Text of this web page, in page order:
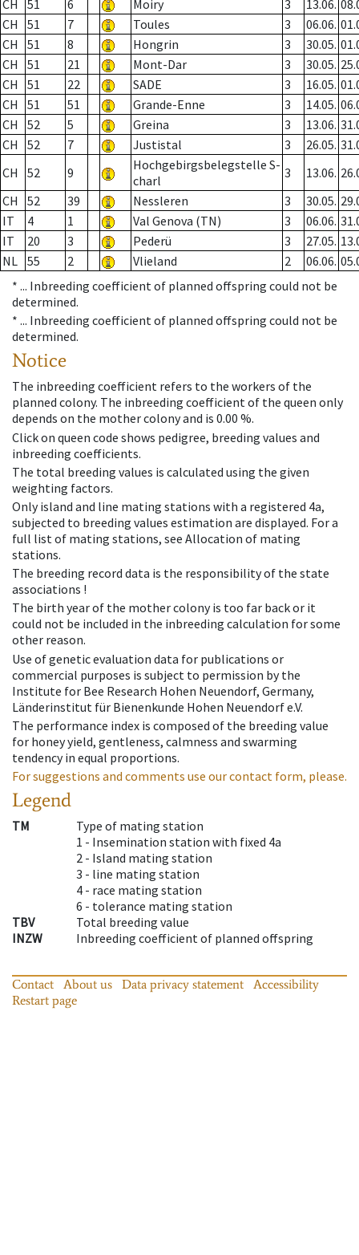
CH 51 6 Moiry 3 13.06.
CH
51 7 Toules 3 06.06.
CH
51 8 Hongrin 3 30.05.
CH
51 21 Mont-Dar 3 30.05.
CH
51 22 SADE 3 16.05.
CH
51 51 Grande-Enne 3 14.05.
CH
52 5 Greina 3 13.06.
CH
52 7 Justistal 3 26.05.
CH
52 9
Hochgebirgsbelegstelle S-
charl
3 13.06.
CH
52 39 Nessleren 3 30.05.
IT
4 1 Val Genova (TN) 3 06.06.
IT
20 3 Pederü 3 27.05.
NL 55 2 Vlieland 2 06.06.
* ... Inbreeding coefficient of planned offspring could not be
determined.
* ... Inbreeding coefficient of planned offspring could not be
determined.
Notice
The inbreeding coefficient refers to the workers of the
planned colony. The inbreeding coefficient of the queen only
depends on the mother colony and is 0.00 %.
Click on queen code shows pedigree, breeding values and
inbreeding coefficients.
The total breeding values is calculated using the given
weighting factors.
Only island and line mating stations with a registered 4a,
subjected to breeding values estimation are displayed. For a
full list of mating stations, see Allocation of mating
stations.
The breeding record data is the responsibility of the state
associations !
The birth year of the mother colony is too far back or it
could not be included in the inbreeding calculation for some
other reason.
Use of genetic evaluation data for publications or
commercial purposes is subject to permission by the
Institute for Bee Research Hohen Neuendorf, Germany,
Länderinstitut für Bienenkunde Hohen Neuendorf e.V.
The performance index is composed of the breeding value
for honey yield, gentleness, calmness and swarming
tendency in equal proportions.
For suggestions and comments use our contact form, please.
Legend
TM
Type of mating station
1 - Insemination station with fixed 4a
2 - Island mating station
3 - line mating station
4 - race mating station
6 - tolerance mating station
TBV
Total breeding value
INZW
Inbreeding coefficient of planned offspring
Contact About us Data privacy statement
Accessibility
Restart page